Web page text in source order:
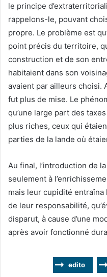
le principe
rappelons-le, pouvant
propre. Le problème est
point précis du territoire,
construction et de son
habitaient dans son
avaient par ailleurs choisi.
fut plus de mise. Le
qu’une large part des
plus riches, ceux qui
parties de la lande où
Au final, l’introduction de
seulement à
mais leur cupidité
de leur responsabilité,
disparut, à cause d’une
après avoir fonctionné
edito